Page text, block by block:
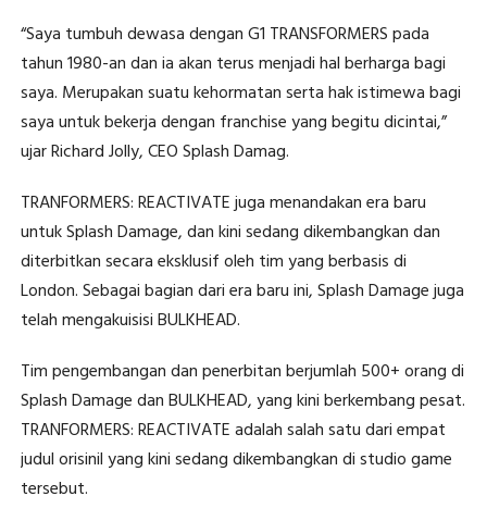
“Saya tumbuh dewasa dengan G1 TRANSFORMERS pada
tahun 1980-an dan ia akan terus menjadi hal berharga bagi
saya. Merupakan suatu kehormatan serta hak istimewa bagi
saya untuk bekerja dengan franchise yang begitu dicintai,”
ujar Richard Jolly, CEO Splash Damag.
TRANFORMERS: REACTIVATE juga menandakan era baru
untuk Splash Damage, dan kini sedang dikembangkan dan
diterbitkan secara eksklusif oleh tim yang berbasis di
London. Sebagai bagian dari era baru ini, Splash Damage juga
telah mengakuisisi BULKHEAD.
Tim pengembangan dan penerbitan berjumlah 500+ orang di
Splash Damage dan BULKHEAD, yang kini berkembang pesat.
TRANFORMERS: REACTIVATE adalah salah satu dari empat
judul orisinil yang kini sedang dikembangkan di studio game
tersebut.